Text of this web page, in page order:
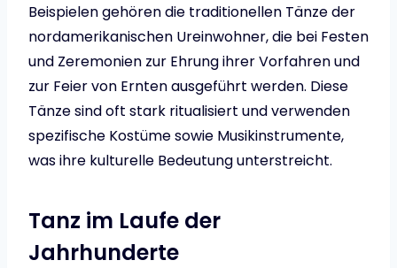
Beispielen gehören die traditionellen Tänze der
nordamerikanischen Ureinwohner, die bei Festen
und Zeremonien zur Ehrung ihrer Vorfahren und
zur Feier von Ernten ausgeführt werden. Diese
Tänze sind oft stark ritualisiert und verwenden
spezifische Kostüme sowie Musikinstrumente,
was ihre kulturelle Bedeutung unterstreicht.
Tanz im Laufe der
Jahrhunderte